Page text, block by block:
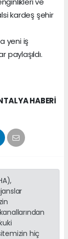
kardeş şehir
yeni iş
paylaşıldı.
HABERİ
hiç